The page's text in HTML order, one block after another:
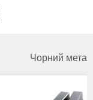
Чорний метал